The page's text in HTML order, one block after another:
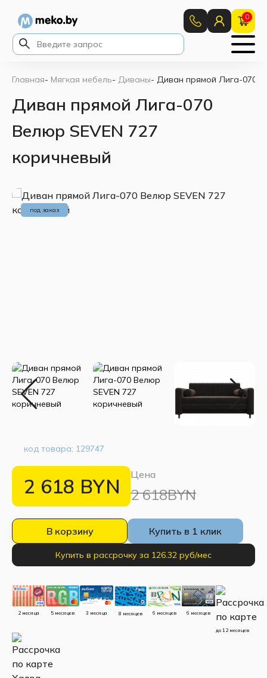
0
Главная- Мягкая мебель- Диваны- Диван прямой Лига-070
Диван прямой Лига-070
Велюр SEVEN 727
коричневый
под заказ
код товара: 129747
2 618 BYN Цена
2 618BYN
В корзину Купить в 1 клик
Купить в рассрочку за 126.32 руб/мес
2 месяца 5 месяцев 3 месяца 8 месяцев 6 месяцев 6 месяцев
до 12 месяцев